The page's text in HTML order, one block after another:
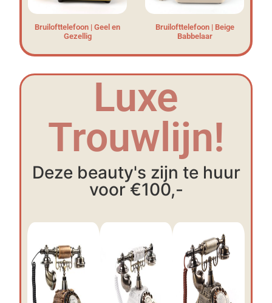
Bruilofttelefoon | Geel en
Gezellig
Bruilofttelefoon | Beige
Babbelaar
Luxe
Trouwlijn!
Deze beauty's zijn te huur
voor €100,-